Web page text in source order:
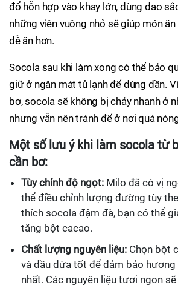
đổ hỗn hợp vào khay lớn, dùng dao
những viên vuông nhỏ sẽ giúp món
dễ ăn hơn.
Socola sau khi làm xong có thể bảo
giữ ở ngăn mát tủ lạnh để dùng dần.
bơ, socola sẽ không bị chảy nhanh ở
nhưng vẫn nên tránh để ở nơi quá
Một số lưu ý khi làm socola từ
cần bơ:
Tùy chỉnh độ ngọt: Milo đã có vị
thể điều chỉnh lượng đường tùy
thích socola đậm đà, bạn có thể
tăng bột cacao.
Chất lượng nguyên liệu: Chọn bột
và dầu dừa tốt để đảm bảo
nhất. Các nguyên liệu tươi ngon